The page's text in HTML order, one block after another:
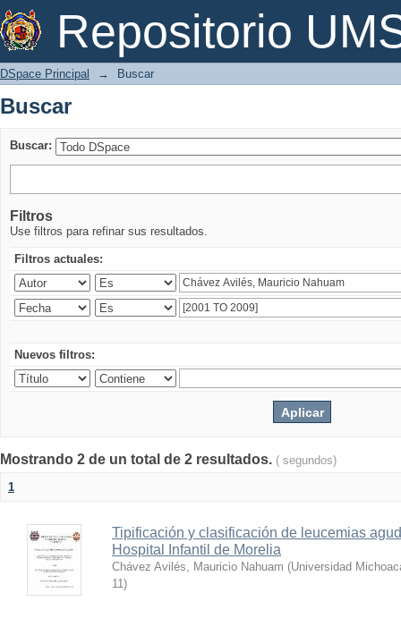
Repositorio
Buscar
DSpace Principal → Buscar
Buscar
Buscar:
Filtros
Use filtros para refinar sus resultados.
Filtros actuales:
Nuevos filtros:
Mostrando 2 de un total de 2 resultados. ( segundos)
1
Tipificación y clasificación de leucemias
Hospital Infantil de Morelia
Chávez Avilés, Mauricio Nahuam (Universidad
11)